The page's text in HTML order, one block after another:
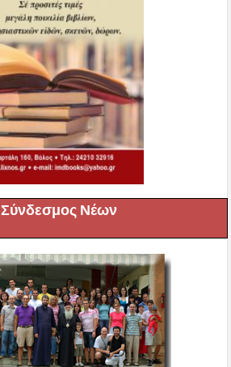
Σύνδεσμος Νέων